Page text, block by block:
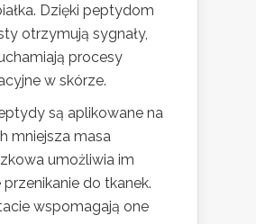
Dzięki peptydom
otrzymują sygnały,
procesy
w skórze.
są aplikowane na
mniejsza masa
umożliwia im
przenikanie do tkanek.
wspomagają one